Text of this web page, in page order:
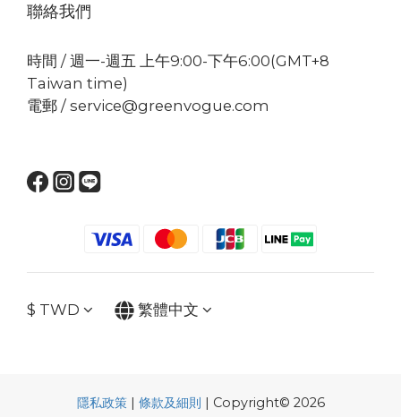
聯絡我們
時間 / 週一-週五 上午9:00-下午6:00(GMT+8
Taiwan time)
電郵 / service@greenvogue.com
$ TWD 繁體中文
隱私政策| 條款及細則 | Copyright© 2026